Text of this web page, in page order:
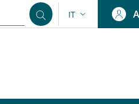
SELETTORE
IT